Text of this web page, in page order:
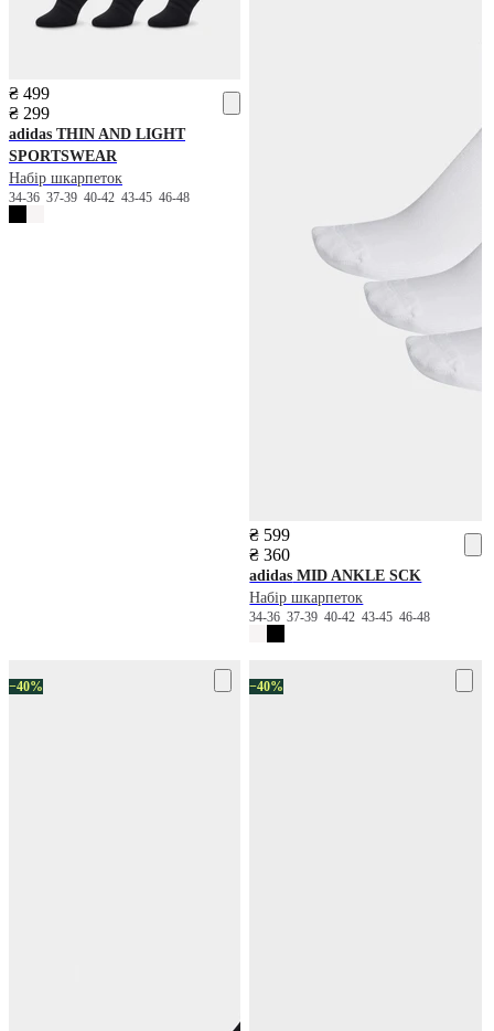
₴ 499
₴ 299
adidas THIN AND LIGHT
SPORTSWEAR
Набір шкарпеток
34-36 37-39 40-42 43-45 46-48
₴ 599
₴ 360
adidas MID ANKLE SCK
Набір шкарпеток
34-3637-3940-4243-4546-48
−40% −40%